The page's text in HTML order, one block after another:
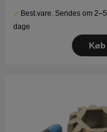
Best.vare. Sendes om 2–5
dage
Køb